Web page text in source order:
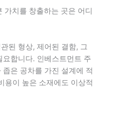
가치를 창출하는 곳은 어디
된 형상, 제어된 결함, 그
합니다. 인베스트먼트 주
은 공차를 가진 설계에 적
용이 높은 소재에도 이상적